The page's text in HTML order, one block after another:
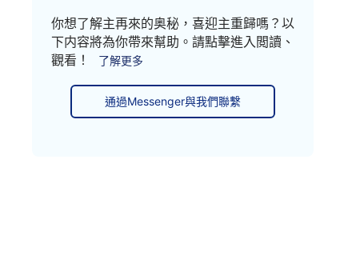
你想了解主再來的奥秘，喜迎主重歸嗎？以
下内容將為你帶來幫助。請點擊進入閲讀、
觀看！
了解更多
通過Messenger與我們聯繫